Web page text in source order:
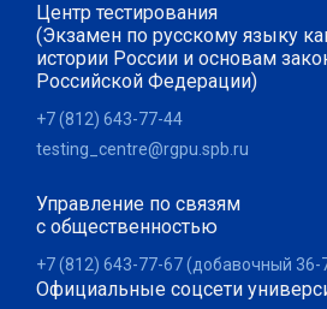
Центр тестирования
(Экзамен по русскому языку
истории России и основам
Российской Федерации)
+7 (812) 643-77-44
testing_centre@rgpu.spb.ru
Управление по связям
с общественностью
+7 (812) 643-77-67 (добавочный 36-
Официальные соцсети